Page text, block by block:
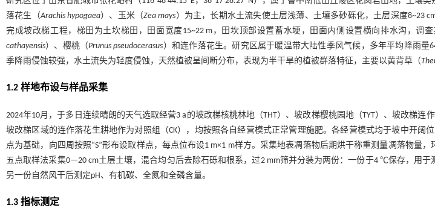
落花生（Arachis hypogaea）、玉米（Zea mays）为主，长期水土流失使土层浅薄、土壤多砂砾化，土层深度8~23
完成坡改梯工程，梯田为土坎梯田，田面宽度15~22 m，田坎顶部设置蓄水埂，田面内侧设置横向排水沟，调
cathayensis）、樱桃（Prunus pseudocerasus）和连作落花生。研究区属于暖温带大陆性季风气候，多年平均降雨量
季降雨侵蚀较强，水土流失为轻度侵蚀，天然植被呈间断分布，表现为半干旱的植被群落特征，主要以黄背草（
1.2 样地布设与样品采集
2024年10月，于多日连续晴朗的天气选取经营3 a的坡改梯核桃林地（THT）、坡改梯樱桃园地（TYT）、坡改梯连
坡改梯区域的连作落花生耕地作为对照组（CK），均按照各自经营模式正常管理施肥。各经营模式均于坡中开阔
点为基础，向四周按照“S”形布设取样点，每点位布设1 m×1 m样方。采集地表凋落物后期烘干称重测量凋落物量
五点取样法采集0—20 cm土层土壤，混合均匀后去除石砾和根系，过2 mm筛并分装为两份：一份于4 ℃保存，用于
另一份自然风干后测定pH、有机碳、全氮和全磷含量。
1.3 指标测定